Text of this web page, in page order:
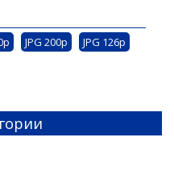
JPG 200p
JPG 126p